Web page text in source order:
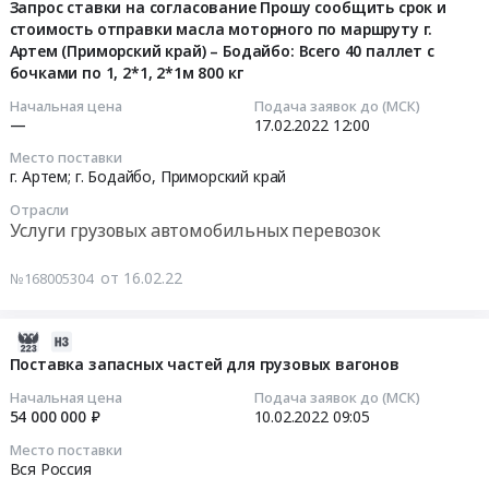
Запрос ставки на согласование Прошу сообщить срок и
стоимость отправки масла моторного по маршруту г.
Артем (Приморский край) – Бодайбо: Всего 40 паллет с
бочками по 1, 2*1, 2*1м 800 кг
Начальная цена
—
Подача заявок до (МСК)
17.02.2022 12:00
Место поставки
г. Артем; г. Бодайбо, Приморский край
Отрасли
Услуги грузовых автомобильных перевозок
№168005304 от 16.02.22
Поставка запасных частей для грузовых вагонов
Начальная цена
54 000 000 ₽
Подача заявок до (МСК)
10.02.2022 09:05
Место поставки
Вся Россия